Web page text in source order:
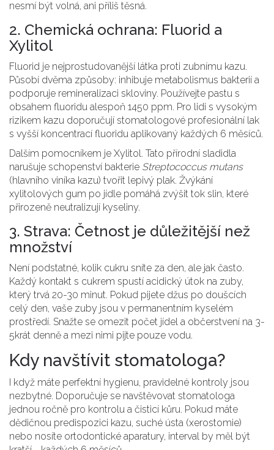
nesmí být volná, ani příliš těsná.
2. Chemická ochrana: Fluorid a
Xylitol
Fluorid je nejprostudovanější látka proti zubnímu kazu.
Působí dvěma způsoby: inhibuje metabolismus bakterií a
podporuje remineralizaci skloviny. Používejte pastu s
obsahem fluoridu alespoň 1450 ppm. Pro lidi s vysokým
rizikem kazu doporučují stomatologové profesionální lak
s vyšší koncentrací fluoridu aplikovaný každých 6 měsíců.
Dalším pomocníkem je Xylitol. Tato přírodní sladidla
narušuje schopenství bakterie Streptococcus mutans
(hlavního viníka kazu) tvořit lepivý plak. Žvýkání
xylitolových gum po jídle pomáhá zvýšit tok slin, které
přirozeně neutralizují kyseliny.
3. Strava: Četnost je důležitější než
množství
Není podstatné, kolik cukru sníte za den, ale jak často.
Každý kontakt s cukrem spustí acidický útok na zuby,
který trvá 20-30 minut. Pokud pijete džus po doušcích
celý den, vaše zuby jsou v permanentním kyselém
prostředí. Snažte se omezit počet jídel a občerstvení na 3-
5krát denně a mezi nimi pijte pouze vodu.
Kdy navštívit stomatologa?
I když máte perfektní hygienu, pravidelné kontroly jsou
nezbytné. Doporučuje se navštěvovat stomatologa
jednou ročně pro kontrolu a čisticí kůru. Pokud máte
dědičnou predispozici kazu, suché ústa (xerostomie)
nebo nosíte ortodontické aparatury, interval by měl být